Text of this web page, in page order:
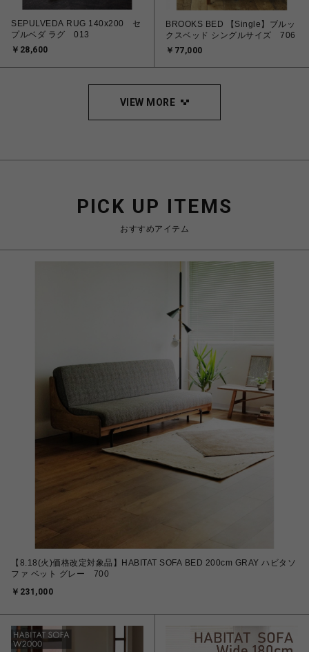
SEPULVEDA RUG 140x200 セ
プルベダ ラグ 013
￥28,600
BROOKS BED 【Single】ブルッ
クスベッド シングルサイズ 706
￥77,000
VIEW MORE
PICK UP ITEMS
おすすめアイテム
【8.18(火)価格改定対象品】HABITAT SOFA BED 200cm GRAY ハビタソ
ファ ベット グレー 700
￥231,000